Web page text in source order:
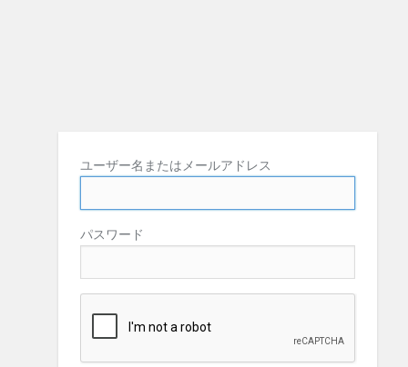
ユーザー名またはメールアドレス
パスワード